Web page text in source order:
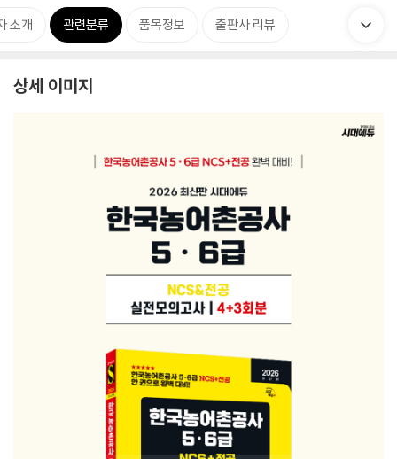
소개 관련분류 품목정보 출판사 리뷰
상세 이미지